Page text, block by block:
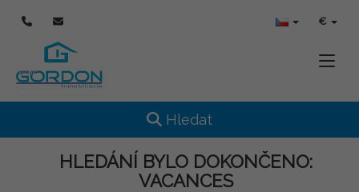
€
Toggle navigation
Hledat
HLEDÁNÍ BYLO DOKONČENO:
VACANCES